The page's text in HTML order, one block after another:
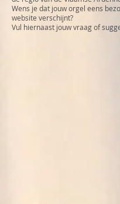
Wens je dat jouw orgel eens
website verschijnt?
Vul hiernaast jouw vraag of